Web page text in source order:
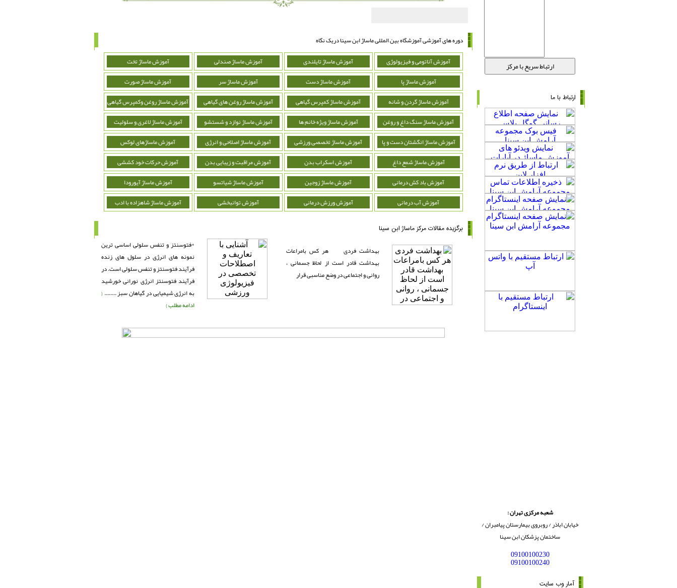
دوره های آموزشی آموزشگاه بین المللی ماساژ ابن سینا دریک نگاه
آموزش آناتومی و فیزیولوژی
آموزش ماساژ تایلندی آموزش ماساژ صندلی
آموزش ماساژ تخت
آموزش ماساژ پا
آموزش ماساژ دست آموزش ماساژ سر
آموزش ماساژ صورت
آموزش ماساژ گردن و شانه
آموزش ماساژ کمپرس گیاهی آموزش ماساژ روغن های گیاهی
آموزش ماساژ روغن وکمپرس گیاهی
آموزش ماساژ سنگ داغ و روغن
آموزش ماساژ ویژه خانم ها آموزش ماساژ نوازد و شستشو
آموزش ماساژ لاغری و سلولیت
آموزش ماساژ انگشتان دست و پا
آموزش ماساژ تخصصی ورزشی آموزش ماساژ اصلاحی و انرژی
آموزش ماساژهای لوکس
آموزش ماساژ شمع داغ
آموزش اسکراب بدن آموزش مراقبت و زیبایی بدن
آموزش حرکات خود کششی
آموزش باد کش درمانی
آموزش ماساژ زوجین آموزش ماساژ شیاتسو
آموزش ماساژ آیورودا
آموزش آب درمانی
آموزش ورزش درمانی آموزش توانبخشی آموزش ماساژ شاهزاده با ادب
برگزیده مقالات مرکز ماساژ ابن سینا
بهداشت فردی هر کس بامراعات
بهداشت قادر است از لحاظ جسمانی ،
روانی و اجتماعی در وضع مناسبی قرار
*فتوسنتز و تنفس سلولی اساسی ترین
نمونه های انرژی در سلول های زنده
فرآیند فتوسنتز و تنفس سلولی است. در
فرآیند فتوسنتز انرژی نورانی خورشید
به انرژی شیمیایی در گیاهان سبز ........{
ادامه مطلب }
ارتباط با ما
شعبه مرکزی تهران :
خیابان اباذر / روبروی بیمارستان پیامبران /
ساختمان پزشکان ابن سینا
09100100230
09100100240
آمار وب سایت